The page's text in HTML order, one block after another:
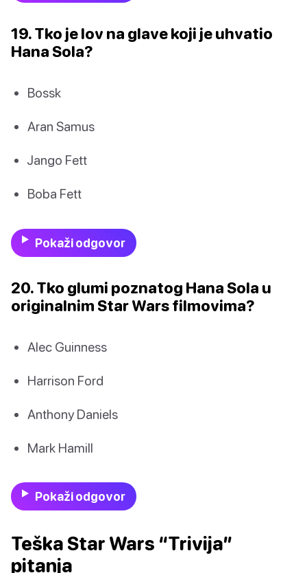
19. Tko je lov na glave koji je uhvatio
Hana Sola?
Bossk
Aran Samus
Jango Fett
Boba Fett
Pokaži odgovor
20. Tko glumi poznatog Hana Sola u
originalnim Star Wars filmovima?
Alec Guinness
Harrison Ford
Anthony Daniels
Mark Hamill
Pokaži odgovor
Teška Star Wars “Trivija”
pitanja